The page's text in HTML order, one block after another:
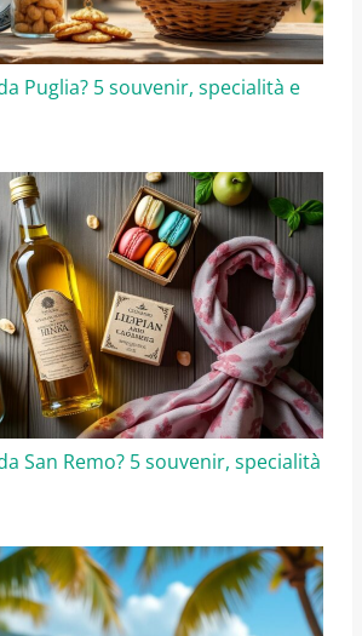
Puglia? 5 souvenir, specialità e
San Remo? 5 souvenir, specialità